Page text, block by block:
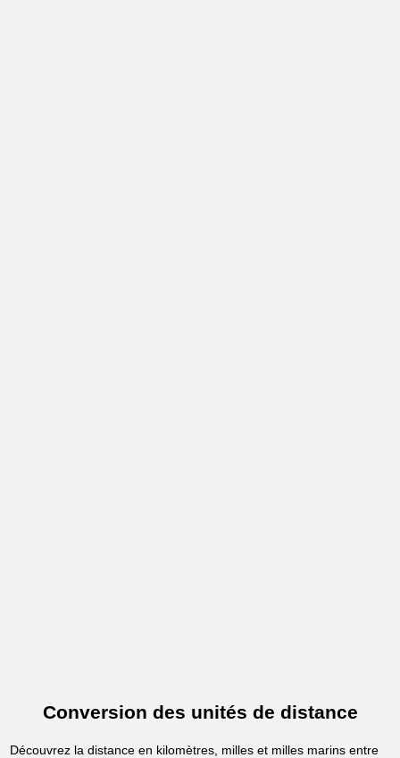
Conversion des unités de distance
Découvrez la distance en kilomètres, milles et milles marins entre